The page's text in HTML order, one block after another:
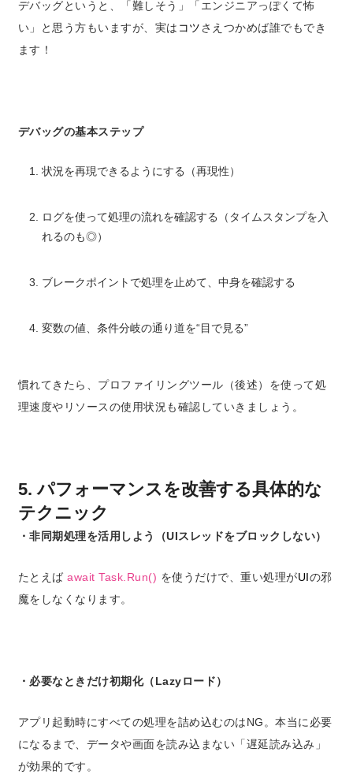
デバッグというと、「難しそう」「エンジニアっぽくて怖
い」と思う方もいますが、 実は コツさえつかめば誰でもでき
ます！
デバッグの基本ステップ
状況を再現できるようにする（再現性）
ログを使って処理の流れを確認する（タイムスタンプを入
れるのも◎）
ブレークポイントで処理を止めて、中身を確認する
変数の値、条件分岐の通り道を“目で見る”
慣れてきたら、プロファイリングツール（後述）を使って処
理速度やリソースの使用状況も確認していきましょう。
5. パフォーマンスを改善する具体的な
テクニック
・非同期処理を活用しよう（UIスレッドをブロックしない）
たとえばawait Task.Run() を使うだけで、重い処理がUIの邪
魔をしなくなります。
・必要なときだけ初期化（Lazyロード）
アプリ起動時にすべての処理を詰め込むのはNG。本当に必要
になるまで、データや画面を読み込まない「遅延読み込み」
が効果的です。